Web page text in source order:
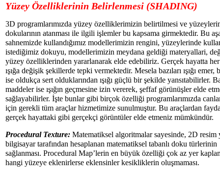
Yüzey Özelliklerinin Belirlenmesi (SHADING)
3D programlarımızda yüzey özelliklerimizin belirtilmesi ve
dokularının atanması ile ilgili işlemler bu kapsama girmektedir. Bu
sahnemizde kullandığımız modellerimizin rengini, yüzeylerinde
istediğimiz dokuyu, modellerimizin meydana geldiği materyallari,
yüzey özelliklerinden yararlanarak elde edebiliriz. Gerçek hayatta
ışığa değişik şekillerde tepki vermektedir. Mesela bazıları ışığı emer,
ise oldukça sert olduklarından ışığı güçlü bir şekilde yansıtabilirler.
maddeler ise ışığın geçmesine izin vererek, şeffaf görünüşler elde
sağlayabilirler. İşte bunlar gibi birçok özelliği programlarımızda
için gerekli tüm araçlar hizmetimize sunulmuştur. Bu araçlardan
gerçek hayattaki gibi gerçekçi görüntüler elde etmeniz mümkündür.
Procedural Texture: Matematiksel algoritmalar sayesinde, 2D resim
bilgisayar tarafından hesaplanan matematiksel tabanlı doku türlerinin
sağlanması. Procedural Map’lerin en büyük özelliği çok az yer
hangi yüzeye eklenirlerse eklensinler kesikliklerin oluşmaması.